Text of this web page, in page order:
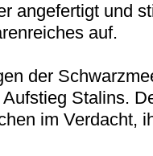
angefertigt und
auf.
der
Stalins.
im Verdacht,